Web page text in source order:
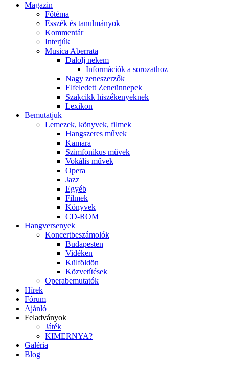
Magazin
Főtéma
Esszék és tanulmányok
Kommentár
Interjúk
Musica Aberrata
Dalolj nekem
Információk a sorozathoz
Nagy zeneszerzők
Elfeledett Zeneünnepek
Szakcikk hiszékenyeknek
Lexikon
Bemutatjuk
Lemezek, könyvek, filmek
Hangszeres művek
Kamara
Szimfonikus művek
Vokális művek
Opera
Jazz
Egyéb
Filmek
Könyvek
CD-ROM
Hangversenyek
Koncertbeszámolók
Budapesten
Vidéken
Külföldön
Közvetítések
Operabemutatók
Hírek
Fórum
Ajánló
Feladványok
Játék
KIMERNYA?
Galéria
Blog